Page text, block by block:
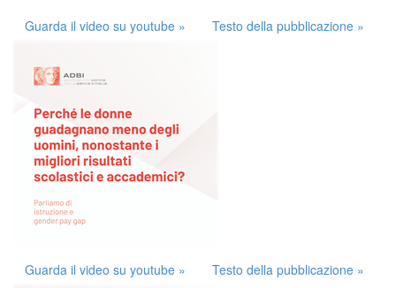
Guarda il video su youtube » Testo della pubblicazione »
Guarda il video su youtube » Testo della pubblicazione »